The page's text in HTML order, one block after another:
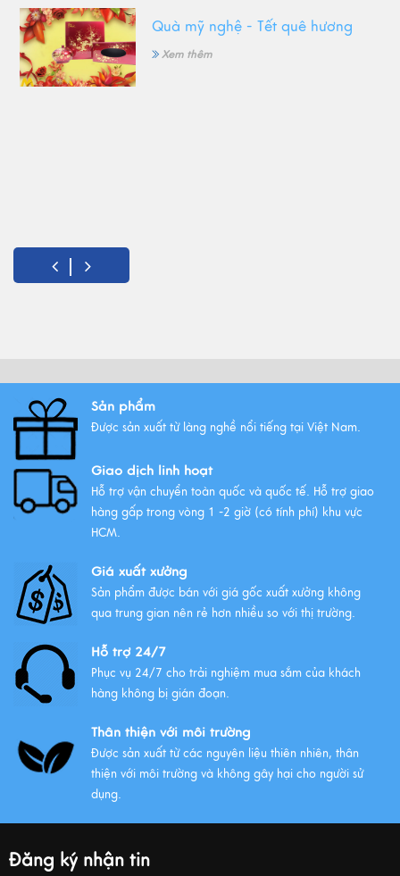
Quà mỹ nghệ - Tết quê hương
Xem thêm
Sản phẩm
Được sản xuất từ làng nghề nổi tiếng tại Việt Nam.
Giao dịch linh hoạt
Hỗ trợ vận chuyển toàn quốc và quốc tế. Hỗ trợ giao
hàng gấp trong vòng 1 -2 giờ (có tính phí) khu vực
HCM.
Giá xuất xưởng
Sản phẩm được bán với giá gốc xuất xưởng không
qua trung gian nên rẻ hơn nhiều so với thị trường.
Hỗ trợ 24/7
Phục vụ 24/7 cho trải nghiệm mua sắm của khách
hàng không bị gián đoạn.
Thân thiện với môi trường
Được sản xuất từ các nguyên liệu thiên nhiên, thân
thiện với môi trường và không gây hại cho người sử
dụng.
Đăng ký nhận tin